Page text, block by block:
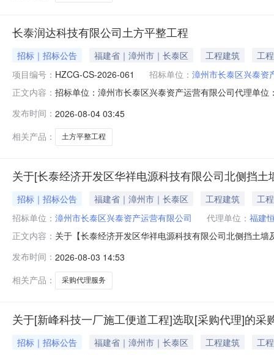
长泰润达科技有限公司土方平整工程
招标｜招标公告 福建省｜漳州市｜长泰区 工程建筑
工程
项目编号： HZCG-CS-2026-061 招标单位： 漳州市长泰区兴泰资
正文内容： 招标单位：漳州市长泰区兴泰资产运营有限公司代理单
购文件，并于2026年08月14日09：30(北京时间)前提交
争性
发布时间： 2026-08-04 03:45
相关产品：
土方平整工程
关于[长泰经济开发区华祥电源科技有限公司北侧挡
招标｜招标公告 福建省｜漳州市｜长泰区 工程建筑
工程
招标单位： 漳州市长泰区兴泰资产运营有限公司 代理单位： 福建
正文内容： 关于【长泰经济开发区华祥电源科技有限公司北侧挡土
有限公司北侧挡土墙及护坡工程项目预估造价（元）：
法规对
发布时间： 2026-08-03 14:53
相关产品：
采购代理服务
关于[新峰科技一厂施工便道工程]选取[采购代理]的采
招标｜招标公告 福建省｜漳州市｜长泰区 工程建筑
工程